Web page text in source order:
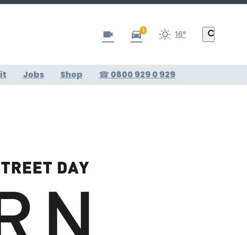
videocam directions_car1 16° search
Jobs Shop ☎ 0800 929 0 929